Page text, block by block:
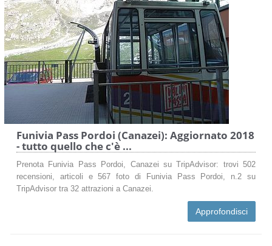
Funivia Pass Pordoi (Canazei): Aggiornato 2018
- tutto quello che c'è ...
Prenota Funivia Pass Pordoi, Canazei su TripAdvisor: trovi 502
recensioni, articoli e 567 foto di Funivia Pass Pordoi, n.2 su
TripAdvisor tra 32 attrazioni a Canazei.
Approfondisci